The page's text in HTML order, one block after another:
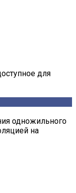
для
одножильного
на